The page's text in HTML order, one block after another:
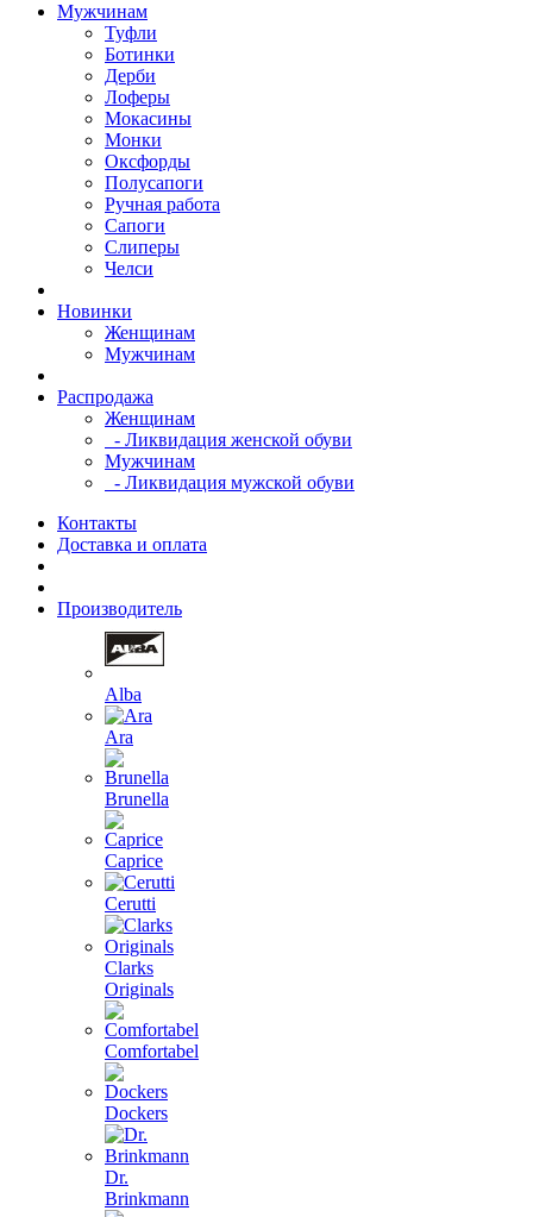
Мужчинам
Туфли
Ботинки
Дерби
Лоферы
Мокасины
Монки
Оксфорды
Полусапоги
Ручная работа
Сапоги
Слиперы
Челси
Новинки
Женщинам
Мужчинам
Распродажа
Женщинам
- Ликвидация женской обуви
Мужчинам
- Ликвидация мужской обуви
Контакты
Доставка и оплата
Производитель
Alba
Ara
Brunella
Caprice
Cerutti
Clarks
Originals
Comfortabel
Dockers
Dr.
Brinkmann